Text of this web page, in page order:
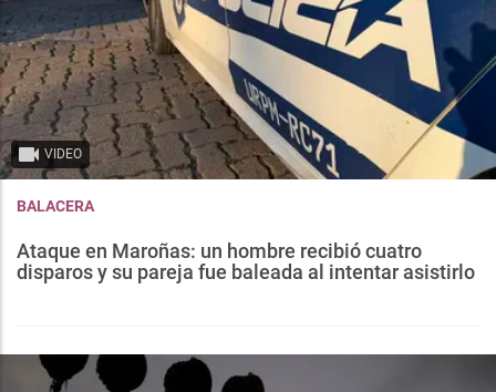
VIDEO
BALACERA
Ataque en Maroñas: un hombre recibió cuatro
disparos y su pareja fue baleada al intentar asistirlo